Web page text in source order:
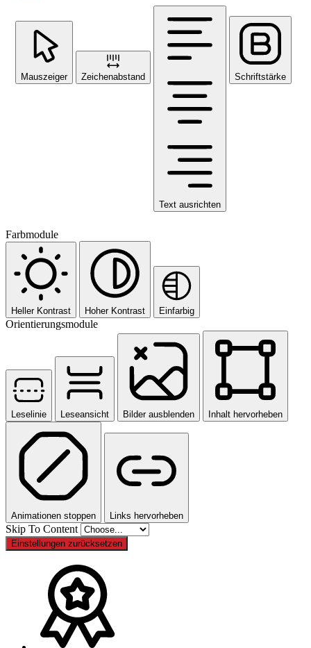
Mauszeiger Zeichenabstand
Text ausrichten
Schriftstärke
Farbmodule
Heller Kontrast Hoher Kontrast Einfarbig
Orientierungsmodule
Leselinie Leseansicht Bilder ausblenden Inhalt hervorheben
Animationen stoppen Links hervorheben
Skip To Content
Einstellungen zurücksetzen